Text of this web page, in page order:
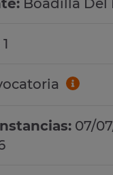
Boadilla Del
1
07/